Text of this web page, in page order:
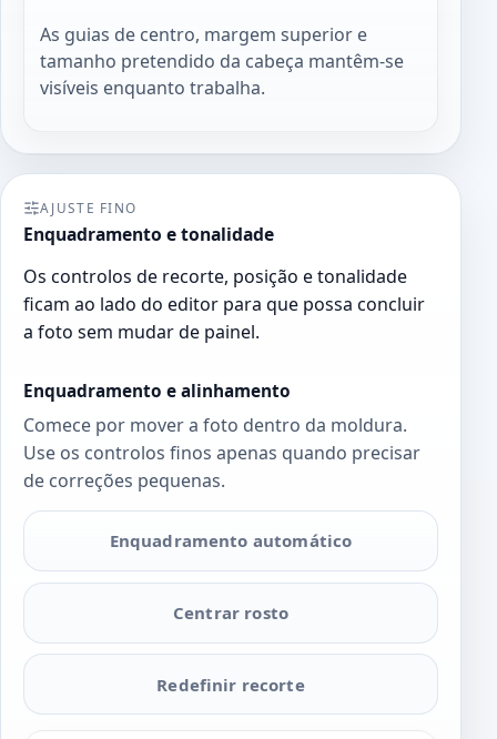
As guias de centro, margem superior e
tamanho pretendido da cabeça mantêm-se
visíveis enquanto trabalha.
AJUSTE FINO
Enquadramento e tonalidade
Os controlos de recorte, posição e tonalidade
ficam ao lado do editor para que possa concluir
a foto sem mudar de painel.
Enquadramento e alinhamento
Comece por mover a foto dentro da moldura.
Use os controlos finos apenas quando precisar
de correções pequenas.
Enquadramento automático
Centrar rosto
Redefinir recorte